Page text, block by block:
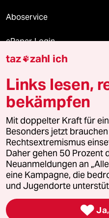
Aboservice
ePaper Login
Downloads für Abonnierende
© 2026 taz Verlags und
Alle Rechte vorbehalten. Bei
wenden Sie sich bitte an
Feedback
Leitlinie Informant
Seitenwende
taz zahl ich
Links lesen,
bekämpfen
Mit doppelter Kraft für
Besonders jetzt
Rechtsextremismus
Daher gehen 50 Prozent
Neuanmeldungen an
eine Kampagne, die
und Jugendorte
